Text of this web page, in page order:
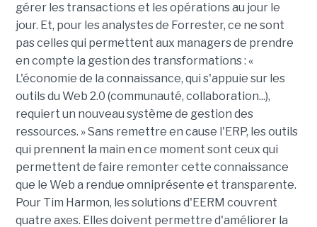
gérer les transactions et les opérations au jour le
jour. Et, pour les analystes de Forrester, ce ne sont
pas celles qui permettent aux managers de prendre
en compte la gestion des transformations : «
L'économie de la connaissance, qui s'appuie sur les
outils du Web 2.0 (communauté, collaboration...),
requiert un nouveau système de gestion des
ressources. » Sans remettre en cause l'ERP, les outils
qui prennent la main en ce moment sont ceux qui
permettent de faire remonter cette connaissance
que le Web a rendue omniprésente et transparente.
Pour Tim Harmon, les solutions d'EERM couvrent
quatre axes. Elles doivent permettre d'améliorer la